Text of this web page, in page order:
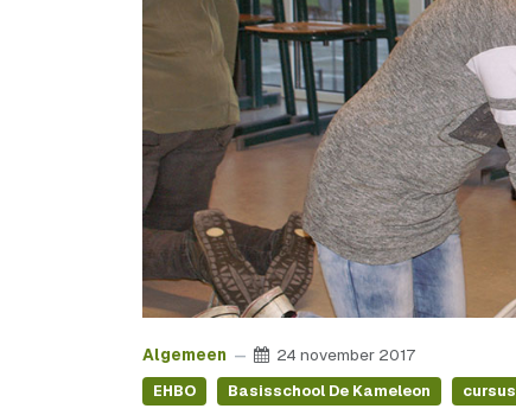
Algemeen 24 november 2017
EHBO Basisschool De Kameleon cursus